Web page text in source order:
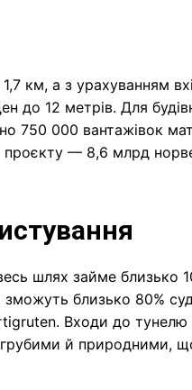
км, а з урахуванням
до 12 метрів. Для
750 000 вантажівок
— 8,6 млрд
шлях займе близько
близько 80%
Входи до тунелю
й природними,